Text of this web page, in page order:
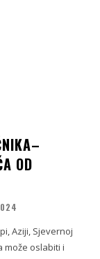
OD
Aziji, Sjevernoj
može oslabiti i